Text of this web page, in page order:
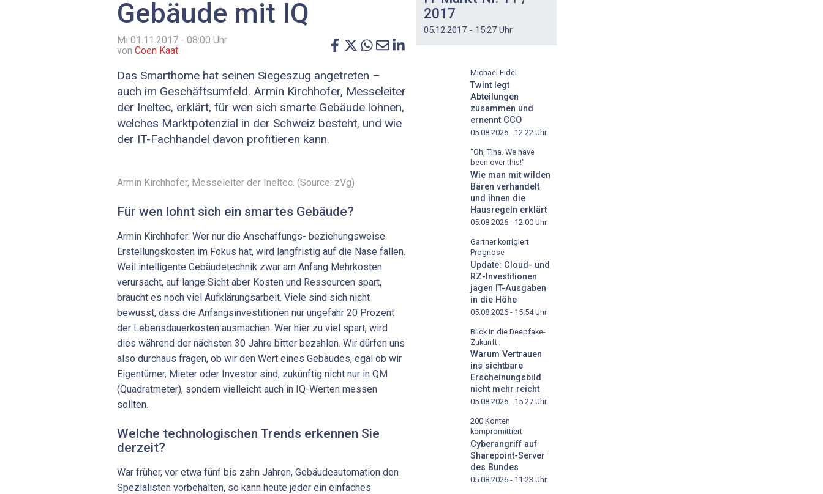
Gebäude mit IQ
Mi 01.11.2017 - 08:00 Uhr
von Coen Kaat
Das Smarthome hat seinen Siegeszug angetreten –
auch im Geschäftsumfeld. Armin Kirchhofer, Messeleiter
der Ineltec, erklärt, für wen sich smarte Gebäude lohnen,
welches Marktpotenzial in der Schweiz besteht, und wie
der IT-Fachhandel davon profitieren kann.
Armin Kirchhofer, Messeleiter der Ineltec. (Source: zVg)
Für wen lohnt sich ein smartes Gebäude?
Armin Kirchhofer: Wer nur die Anschaffungs- beziehungsweise
Erstellungskosten im Fokus hat, wird langfristig auf die Nase fallen.
Weil intelligente Gebäudetechnik zwar am Anfang Mehrkosten
verursacht, auf lange Sicht aber Kosten und Ressourcen spart,
braucht es noch viel Aufklärungsarbeit. Viele sind sich nicht
bewusst, dass die Anfangsinvestitionen nur ungefähr 20 Prozent
der Lebensdauerkosten ausmachen. Wer hier zu viel spart, wird
dies während der nächsten 30 Jahre bitter bezahlen. Wir dürfen uns
also durchaus fragen, ob wir den Wert eines Gebäudes, egal ob wir
Eigentümer, Mieter oder Investor sind, zukünftig nicht nur in QM
(Quadratmeter), sondern vielleicht auch in IQ-Werten messen
sollten.
Welche technologischen Trends erkennen Sie
derzeit?
War früher, vor etwa fünf bis zahn Jahren, Gebäudeautomation den
Spezialisten vorbehalten, so kann heute jeder ein einfaches
2017
05.12.2017 - 15:27 Uhr
Michael Eidel
Twint legt
Abteilungen
zusammen und
ernennt CCO
05.08.2026 - 12:22 Uhr
"Oh, Tina. We have
been over this!"
Wie man mit wilden
Bären verhandelt
und ihnen die
Hausregeln erklärt
05.08.2026 - 12:00 Uhr
Gartner korrigiert
Prognose
Update: Cloud- und
RZ-Investitionen
jagen IT-Ausgaben
in die Höhe
05.08.2026 - 15:54Uhr
Blick in die Deepfake-
Zukunft
Warum Vertrauen
ins sichtbare
Erscheinungsbild
nicht mehr reicht
05.08.2026 - 15:27 Uhr
200 Konten
kompromittiert
Cyberangriff auf
Sharepoint-Server
des Bundes
05.08.2026 - 11:23 Uhr